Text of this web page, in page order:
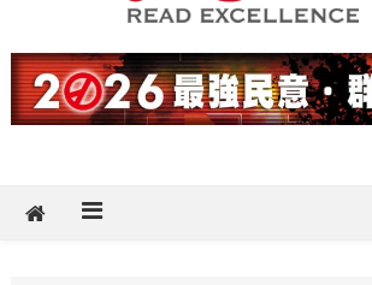
閱政治 Read Gov
題，也要專業評論，閱政治與多元的政治評論家
讓讀者有最多元和專業的選